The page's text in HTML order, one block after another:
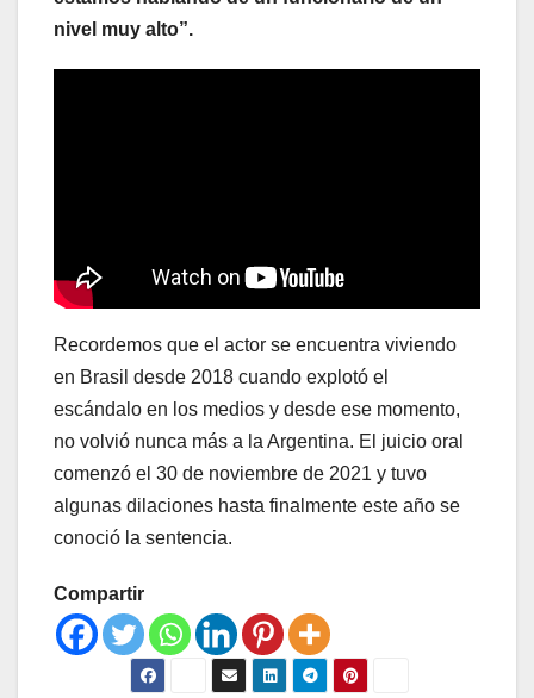
nivel muy alto”.
Recordemos que el actor se encuentra viviendo
en Brasil desde 2018 cuando explotó el
escándalo en los medios y desde ese momento,
no volvió nunca más a la Argentina. El juicio oral
comenzó el 30 de noviembre de 2021 y tuvo
algunas dilaciones hasta finalmente este año se
conoció la sentencia.
Compartir